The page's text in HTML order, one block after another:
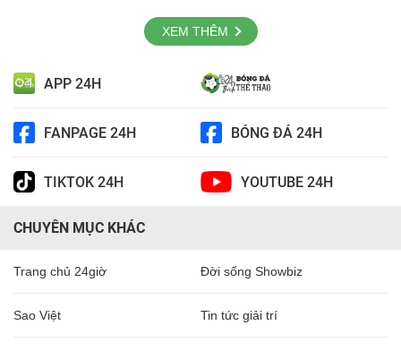
XEM THÊM
APP 24H
FANPAGE 24H BÓNG ĐÁ 24H
TIKTOK 24H YOUTUBE 24H
CHUYÊN MỤC KHÁC
Trang chủ 24giờ Đời sống Showbiz
Sao Việt Tin tức giải trí